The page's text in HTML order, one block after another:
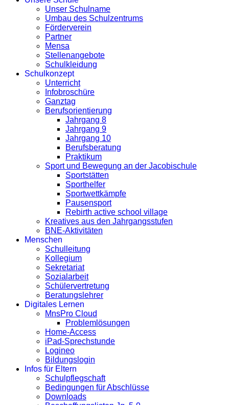
Unser Schulname
Umbau des Schulzentrums
Förderverein
Partner
Mensa
Stellenangebote
Schulkleidung
Schulkonzept
Unterricht
Infobroschüre
Ganztag
Berufsorientierung
Jahrgang 8
Jahrgang 9
Jahrgang 10
Berufsberatung
Praktikum
Sport und Bewegung an der Jacobischule
Sportstätten
Sporthelfer
Sportwettkämpfe
Pausensport
Rebirth active school village
Kreatives aus den Jahrgangsstufen
BNE-Aktivitäten
Menschen
Schulleitung
Kollegium
Sekretariat
Sozialarbeit
Schülervertretung
Beratungslehrer
Digitales Lernen
MnsPro Cloud
Problemlösungen
Home-Access
iPad-Sprechstunde
Logineo
Bildungslogin
Infos für Eltern
Schulpflegschaft
Bedingungen für Abschlüsse
Downloads